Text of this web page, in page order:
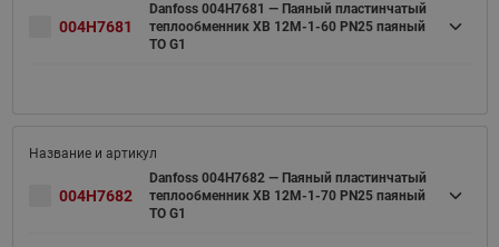
004H7681
Danfoss 004H7681 — Паяный пластинчатый
теплообменник XB 12M-1-60 PN25 паяный
ТО G1
004H7682
Danfoss 004H7682 — Паяный пластинчатый
теплообменник XB 12M-1-70 PN25 паяный
ТО G1